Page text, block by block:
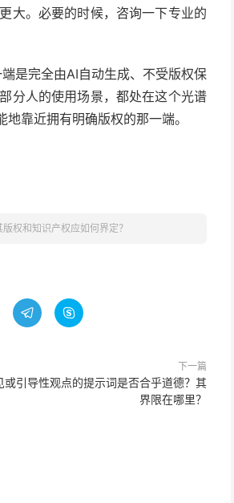
大。必要的时候，咨询一下专业的
是完全由AI自动生成、不受版权保
分人的使用场景，都处在这个光谱
靠近拥有明确版权的那一端。
权和知识产权应如何界定？
 
下一篇
或引导性观点的提示词是否合乎道德？其
界限在哪里？